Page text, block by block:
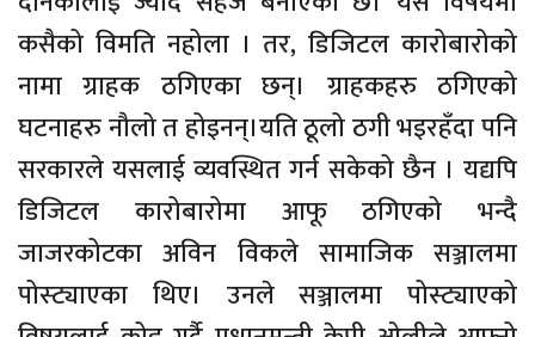
कसैको विमति नहोला । तर, डिजिटल कारोबारोको
नामा ग्राहक ठगिएका छन्। ग्राहकहरु ठगिएको
घटनाहरु नौलो त होइनन्।यति ठूलो ठगी भइरहँदा पनि
सरकारले यसलाई व्यवस्थित गर्न सकेको छैन । यद्यपि
डिजिटल कारोबारोमा आफू ठगिएको भन्दै
जाजरकोटका अविन विकले सामाजिक सञ्जालमा
पोस्ट्याएका थिए। उनले सञ्जालमा पोस्ट्याएको